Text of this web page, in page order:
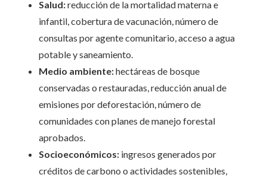
Salud:reducción de la mortalidad materna e
infantil, cobertura de vacunación, número de
consultas por agente comunitario, acceso a agua
potable y saneamiento.
Medio ambiente:hectáreas de bosque
conservadas o restauradas, reducción anual de
emisiones por deforestación, número de
comunidades con planes de manejo forestal
aprobados.
Socioeconómicos: ingresos generados por
créditos de carbono o actividades sostenibles,